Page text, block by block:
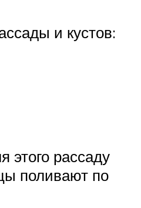
и кустов:
этого рассаду
поливают по